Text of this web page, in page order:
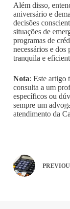
Além disso,
aniversário e
decisões
situações de
programas de
necessários e
tranquila e
Nota: Este artigo
consulta a um
específicos ou
sempre um
atendimento da